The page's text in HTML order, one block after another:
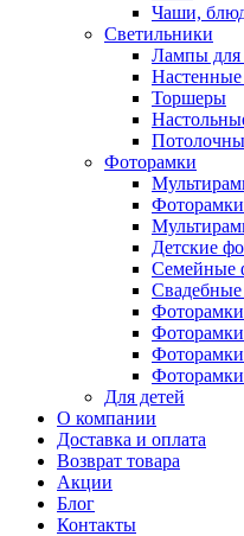
Чаши,
Светильники
Лампы для
Настенные
Торшеры
Фоторамки
Детские
Семейные
Фоторамки
Фоторамки
Для детей
О компании
Доставка и оплата
Возврат товара
Акции
Блог
Контакты